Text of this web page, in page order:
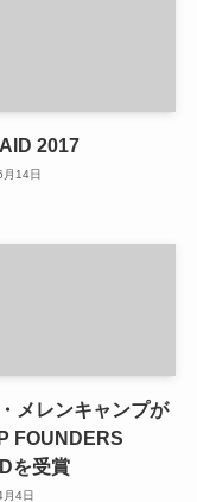
2017
14日
メレンキャンプが
FOUNDERS
を受賞
4日